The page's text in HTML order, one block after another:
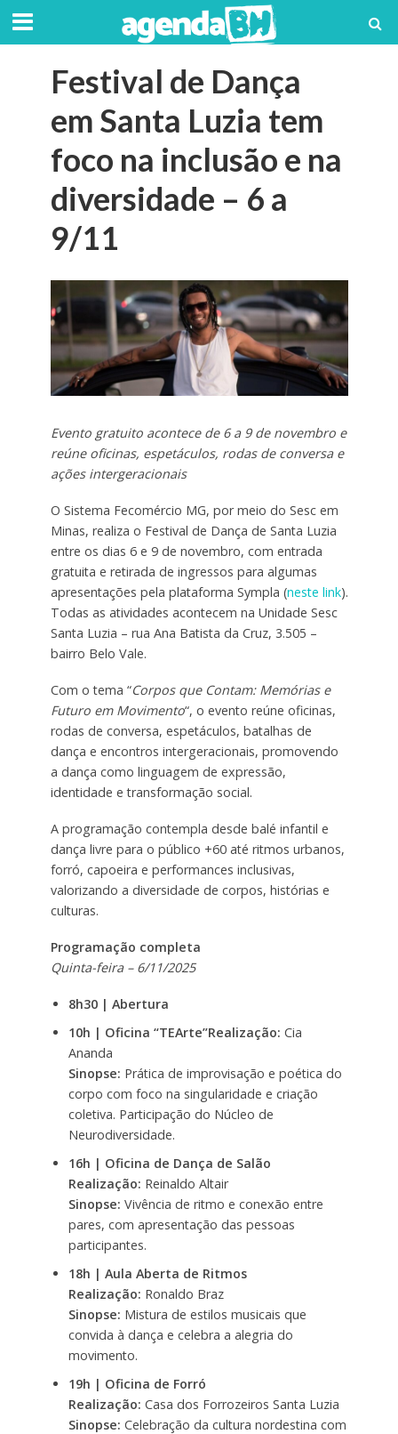
Festival de Dança
em Santa Luzia tem
foco na inclusão e na
diversidade – 6 a
9/11
Evento gratuito acontece de 6 a 9 de novembro e
reúne oficinas, espetáculos, rodas de conversa e
ações intergeracionais
O Sistema Fecomércio MG, por meio do Sesc em
Minas, realiza o Festival de Dança de Santa Luzia
entre os dias 6 e 9 de novembro, com entrada
gratuita e retirada de ingressos para algumas
apresentações pela plataforma Sympla (neste link).
Todas as atividades acontecem na Unidade Sesc
Santa Luzia – rua Ana Batista da Cruz, 3.505 –
bairro Belo Vale.
Com o tema “Corpos que Contam: Memórias e
Futuro em Movimento“, o evento reúne oficinas,
rodas de conversa, espetáculos, batalhas de
dança e encontros intergeracionais, promovendo
a dança como linguagem de expressão,
identidade e transformação social.
A programação contempla desde balé infantil e
dança livre para o público +60 até ritmos urbanos,
forró, capoeira e performances inclusivas,
valorizando a diversidade de corpos, histórias e
culturas.
Programação completa
Quinta-feira – 6/11/2025
8h30 | Abertura
10h | Oficina “TEArte”Realização: Cia
Ananda
Sinopse: Prática de improvisação e poética do
corpo com foco na singularidade e criação
coletiva. Participação do Núcleo de
Neurodiversidade.
16h | Oficina de Dança de Salão
Realização: Reinaldo Altair
Sinopse: Vivência de ritmo e conexão entre
pares, com apresentação das pessoas
participantes.
18h | Aula Aberta de Ritmos
Realização: Ronaldo Braz
Sinopse: Mistura de estilos musicais que
convida à dança e celebra a alegria do
movimento.
19h | Oficina de Forró
Realização: Casa dos Forrozeiros Santa Luzia
Sinopse: Celebração da cultura nordestina com